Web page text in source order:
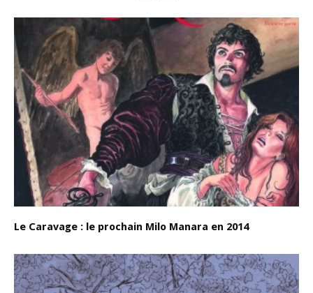
Le Caravage : le prochain Milo Manara en 2014